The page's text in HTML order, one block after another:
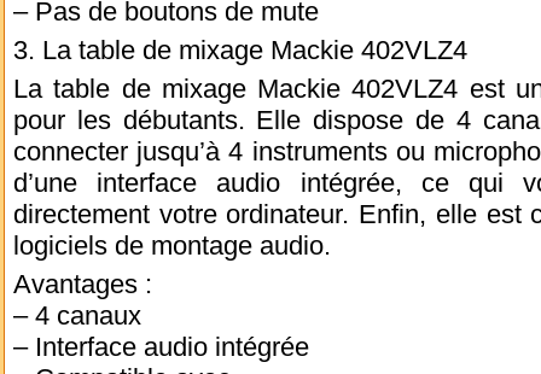
– Pas de boutons de mute
3. La table de mixage Mackie 402VLZ4
La table de mixage Mackie 402VLZ4 est
pour les débutants. Elle dispose de 4
connecter jusqu’à 4 instruments ou
d’une interface audio intégrée, ce qui
directement votre ordinateur. Enfin, elle est
logiciels de montage audio.
Avantages :
– 4 canaux
– Interface audio intégrée